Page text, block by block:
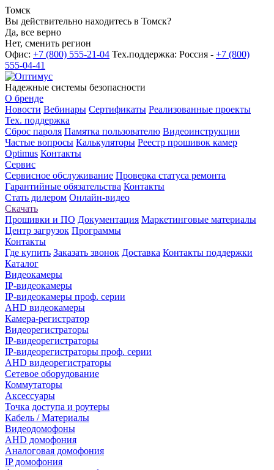
Томск
Вы действительно находитесь в Томск?
Да, все верно
Нет, сменить регион
Офис: +7 (800) 555-21-04 Тех.поддержка: Россия - +7 (800)
555-04-41
Надежные системы безопасности
О бренде
Новости Вебинары Сертификаты Реализованные проекты
Тех. поддержка
Сброс пароля Памятка пользователю Видеоинструкции
Частые вопросы Калькуляторы Реестр прошивок камер
Optimus Контакты
Сервис
Сервисное обслуживание Проверка статуса ремонта
Гарантийные обязательства Контакты
Стать дилером Онлайн-видео
Скачать
Прошивки и ПО Документация Маркетинговые материалы
Центр загрузок Программы
Контакты
Где купить Заказать звонок Доставка Контакты поддержки
Каталог
Видеокамеры
IP-видеокамеры
IP-видеокамеры проф. серии
AHD видеокамеры
Камера-регистратор
Видеорегистраторы
IP-видеорегистраторы
IP-видеорегистраторы проф. серии
AHD видеорегистраторы
Сетевое оборудование
Коммутаторы
Аксессуары
Точка доступа и роутеры
Кабель / Материалы
Видеодомофоны
AHD домофония
Аналоговая домофония
IP домофония